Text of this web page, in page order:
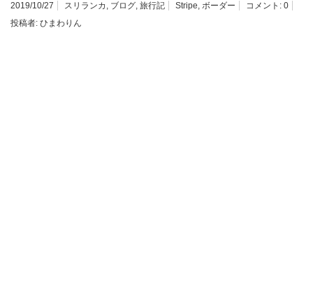
2019/10/27 スリランカ , ブログ, 旅行記 Stripe, ボーダー コメント: 0
投稿者: ひまわりん